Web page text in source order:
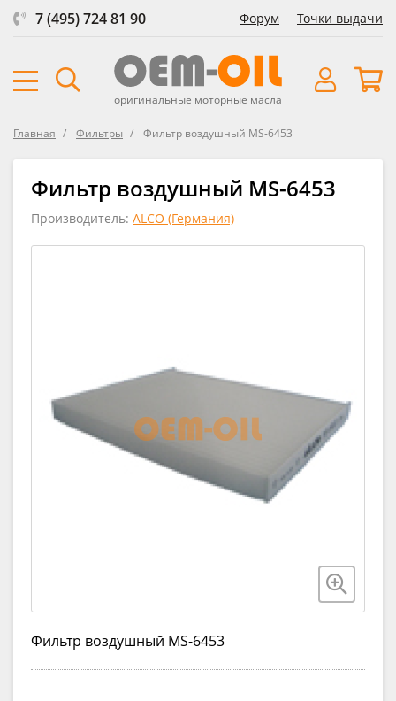
7 (495) 724 81 90 Форум Точки выдачи
оригинальные моторные масла
Главная Фильтры Фильтр воздушный MS-6453
Фильтр воздушный MS-6453
Производитель: ALCO (Германия)
Фильтр воздушный MS-6453